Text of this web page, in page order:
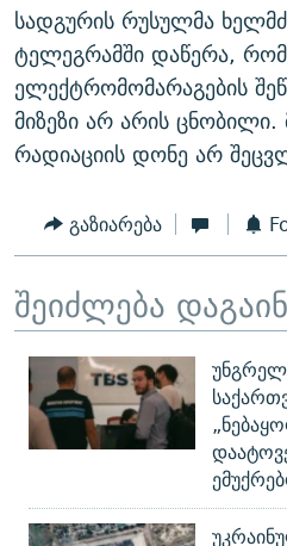
სადგურის რუსულმა
ტელეგრამში დაწერა, რომ
ელექტრომომარაგების
მიზეზი არ არის
რადიაციის დონე არ
გაზიარება
შეიძლება